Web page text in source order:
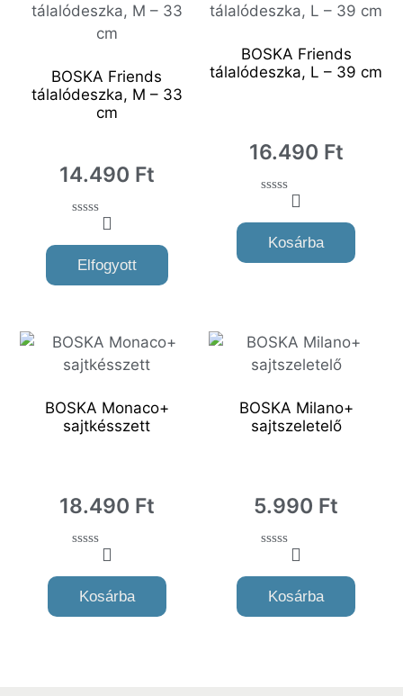
BOSKA Friends
tálalódeszka, M – 33
cm
14.490 Ft
f
Elfogyott
BOSKA Friends
tálalódeszka, L – 39 cm
16.490 Ft
f
Kosárba
BOSKA Monaco+
sajtkésszett
18.490 Ft
f
Kosárba
BOSKA Milano+
sajtszeletelő
5.990 Ft
f
Kosárba